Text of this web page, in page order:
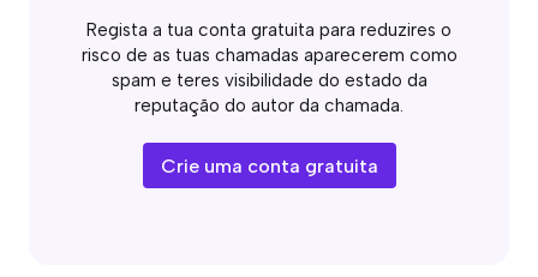
Regista a tua conta gratuita para reduzires o
risco de as tuas chamadas aparecerem como
spam e teres visibilidade do estado da
reputação do autor da chamada.
Crie uma conta gratuita